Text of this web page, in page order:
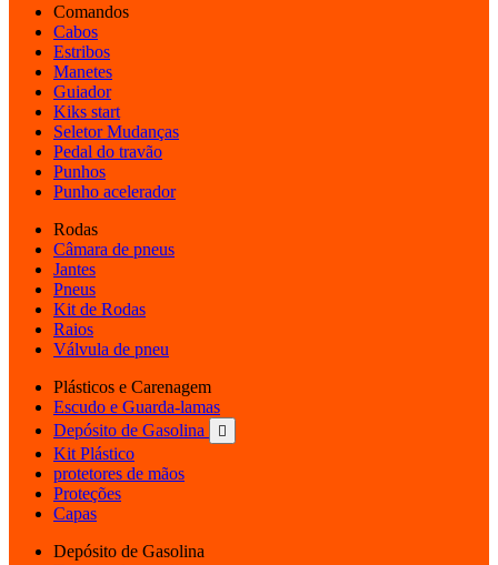
Comandos
Cabos
Estribos
Manetes
Guiador
Kiks start
Seletor Mudanças
Pedal do travão
Punhos
Punho acelerador
Rodas
Câmara de pneus
Jantes
Pneus
Kit de Rodas
Raios
Válvula de pneu
Plásticos e Carenagem
Escudo e Guarda-lamas
Depósito de Gasolina

Kit Plástico
protetores de mãos
Proteções
Capas
Depósito de Gasolina